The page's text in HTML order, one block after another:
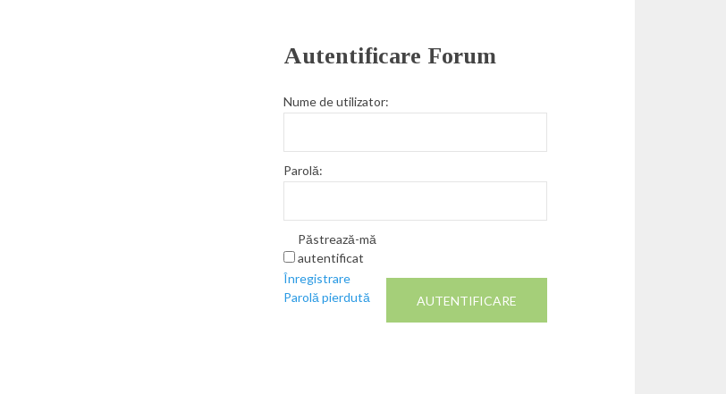
Autentificare Forum
Nume de utilizator:
Parolă:
Păstrează-mă
autentificat
AUTENTIFICARE
Înregistrare
Parolă pierdută